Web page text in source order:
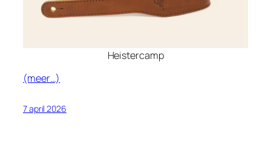
Heistercamp
(meer…)
7 april 2026